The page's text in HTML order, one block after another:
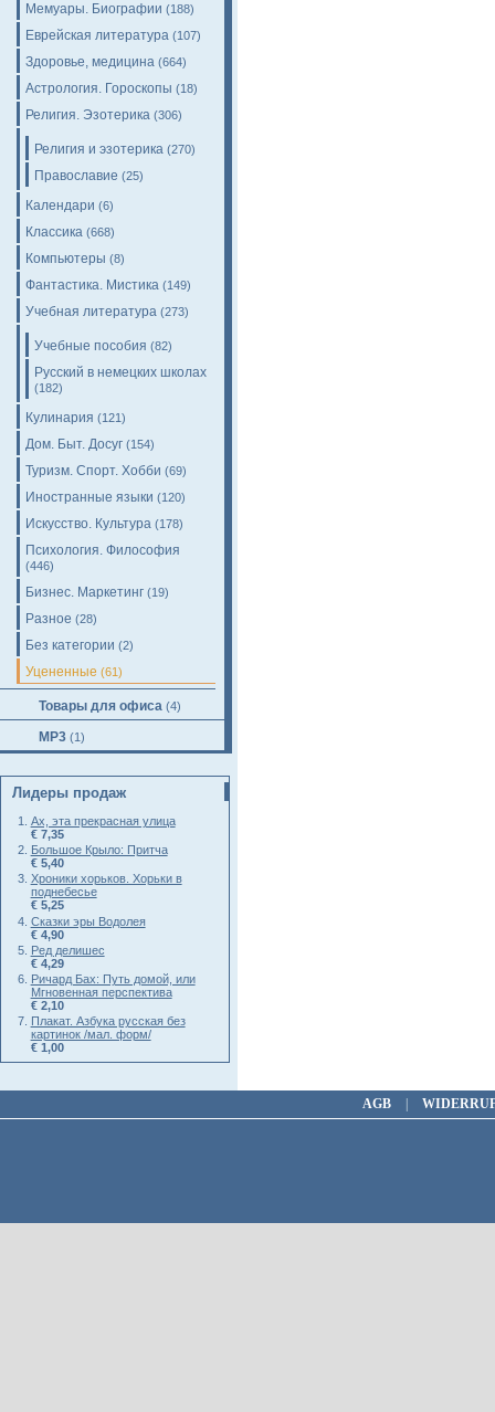
Мемуары. Биографии (188)
Еврейская литература (107)
Здоровье, медицина (664)
Астрология. Гороскопы (18)
Религия. Эзотерика (306)
Религия и эзотерика (270)
Православие (25)
Календари (6)
Классика (668)
Компьютеры (8)
Фантастика. Мистика (149)
Учебная литература (273)
Учебные пособия (82)
Русский в немецких школах
(182)
Кулинария (121)
Дом. Быт. Досуг (154)
Туризм. Спорт. Хобби (69)
Иностранные языки (120)
Искусство. Культура (178)
Психология. Философия
(446)
Бизнес. Маркетинг (19)
Разное (28)
Без категории (2)
Уцененные (61)
Товары для офиса (4)
MP3 (1)
Лидеры продаж
Ах, эта прекрасная улица
€ 7,35
Большое Крыло: Притча
€ 5,40
Хроники хорьков. Хорьки в
поднебесье
€ 5,25
Сказки эры Водолея
€ 4,90
Ред делишес
€ 4,29
Ричард Бах: Путь домой, или
Мгновенная перспектива
€ 2,10
Плакат. Азбука русская без
картинок /мал. форм/
€ 1,00
AGB